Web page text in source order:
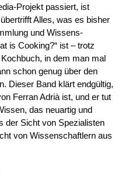
Projekt passiert, ist
Alles, was es bisher
und Wissens-
is Cooking?“ ist – trotz
in dem man mal
schon genug über den
Dieser Band klärt endgültig,
Ferran Adrià ist, und er tut
das neuartig und
der Sicht von Spezialisten
von Wissenschaftlern aus